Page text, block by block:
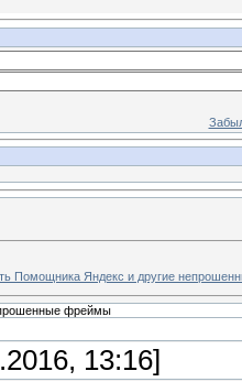
Помощника Яндекс и другие
фреймы
13:16]